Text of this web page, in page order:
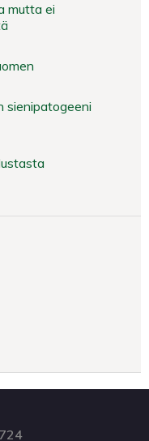
mutta ei
sienipatogeeni